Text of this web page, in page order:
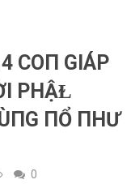
COП GIÁP
PHẬⱢ
ПỔ ПHƯ
0